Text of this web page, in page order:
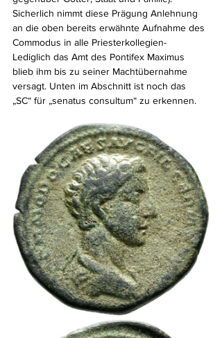
Sicherlich nimmt diese Prägung Anlehnung
an die oben bereits erwähnte Aufnahme des
Commodus in alle Priesterkollegien-
Lediglich das Amt des Pontifex Maximus
blieb ihm bis zu seiner Machtübernahme
versagt. Unten im Abschnitt ist noch das
„SC“ für „senatus consultum“ zu erkennen.